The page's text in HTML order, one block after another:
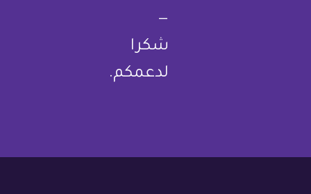
—
شكرا
لدعمكم.